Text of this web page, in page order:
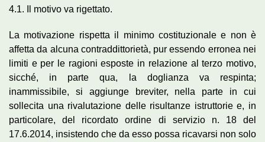
4.1. Il motivo va rigettato.
La motivazione rispetta il minimo costituzionale e non è
affetta da alcuna contraddittorietà, pur essendo erronea nei
limiti e per le ragioni esposte in relazione al terzo motivo,
sicché, in parte qua, la doglianza va respinta;
inammissibile, si aggiunge breviter, nella parte in cui
sollecita una rivalutazione delle risultanze istruttorie e, in
particolare, del ricordato ordine di servizio n. 18 del
17.6.2014, insistendo che da esso possa ricavarsi non solo